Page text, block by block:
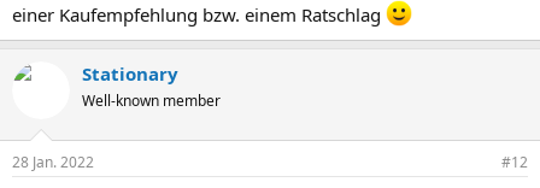
einer Kaufempfehlung bzw. einem Ratschlag
Stationary
Well-known member
28 Jan. 2022 #12